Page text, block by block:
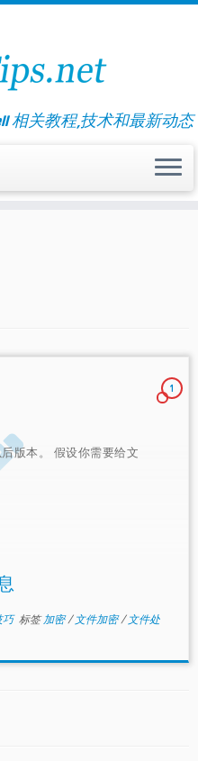
相关教程,技术和最新动态
1
版本。 假设你需要给文
巧 标签加密/ 文件加密/ 文件处